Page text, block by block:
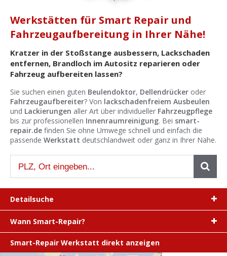
Ist Ihre Werkstatt schon dabei?
Kostenlos eintragen
Werkstatt Login
Werkstätten für Smart Repair und
Fahrzeugaufbereitung in Ihrer Nähe!
Kratzer in der Stoßstange ausbessern, Lackschaden
entfernen, Brandloch im Autositz reparieren oder
Fahrzeug aufbereiten lassen?
Sie suchen einen guten Beulendoktor, Dellendrücker oder
Fahrzeugaufbereiter? Von lackschadenfreiem Ausbeulen
und Lackierungen aller Art über individueller Fahrzeugpflege
bis zur professionellen Innenraumreinigung. Bei smart-
repair.de finden Sie ohne Umwege schnell und einfach die
passende Werkstatt deutschlandweit oder ganz in Ihrer Nähe.
Detailsuche
Wann Smart-Repair?
Smart-Repair Werkstatt direkt anzeigen